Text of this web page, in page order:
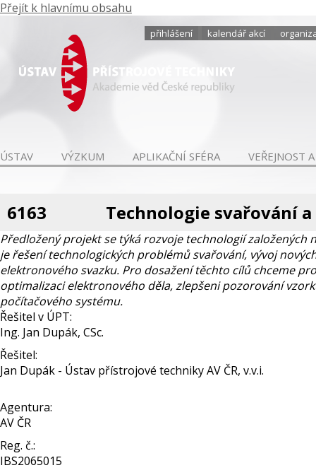
Přejít k hlavnímu obsahu
přihlášení kalendář akcí
ÚSTAV VÝZKUM APLIKAČNÍ SFÉRA VEŘEJNOST
6163 Technologie svařování
Předložený projekt se týká rozvoje technologií
je řešení technologických problémů svařování, vývoj
elektronového svazku. Pro dosažení těchto cílů chceme
optimalizaci elektronového děla, zlepšeni pozorování
počítačového systému.
Řešitel v ÚPT:
Ing. Jan Dupák, CSc.
Řešitel:
Jan Dupák - Ústav přístrojové techniky AV ČR, v.v.i.
Agentura:
AV ČR
Reg. č.:
IBS2065015